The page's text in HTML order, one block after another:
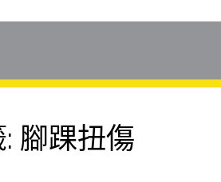
腳踝扭傷